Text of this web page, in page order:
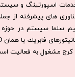
اسپورتینگ و
های پیشرفته از
سلما سيستم در
كرج مشغول به فعاليت